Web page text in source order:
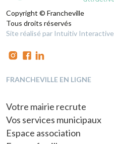
Copyright © Francheville
Tous droits réservés
Site réalisé par Intuitiv Interactive
FRANCHEVILLE EN LIGNE
Votre mairie recrute
Vos services municipaux
Espace association